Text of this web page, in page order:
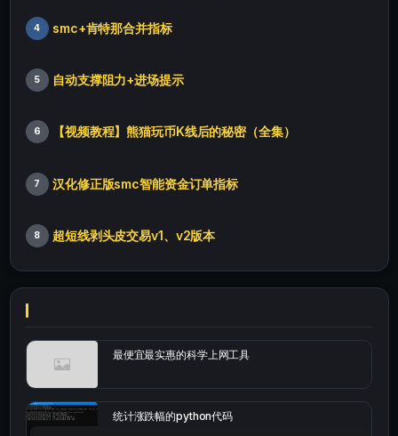
4 smc+肯特那合并指标
5 自动支撑阻力+进场提示
6 【视频教程】熊猫玩币K线后的秘密（全集）
7 汉化修正版smc智能资金订单指标
8 超短线剥头皮交易v1、v2版本
最便宜最实惠的科学上网工具
统计涨跌幅的python代码